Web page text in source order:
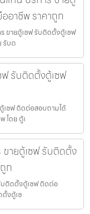
อาชีพ ราคาถูก
ขายตู้เซฟ รับติดตั้งตู้เซฟ
รับต
ฟ รับติดตั้งตู้เซฟ
เซฟ ติดต่อสอบถามได้
โดย ตู้เ
ายตู้เซฟ รับติดตั้ง
ก
บติดตั้งตู้เซฟ ติดต่อ
งตู้เซ